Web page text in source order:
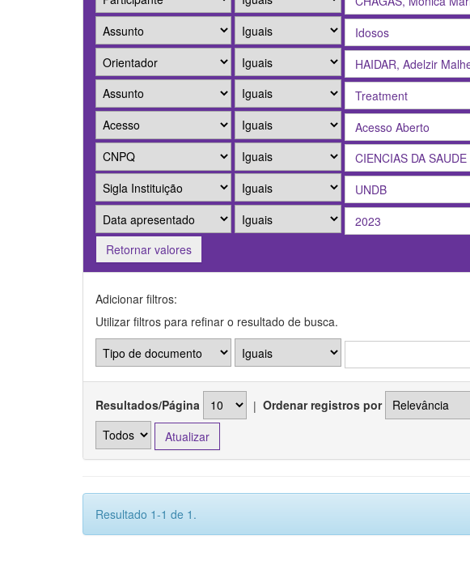
Retornar valores
Adicionar filtros:
Utilizar filtros para refinar o resultado de busca.
Resultados/Página | Ordenar registros por
Resultado 1-1 de 1.